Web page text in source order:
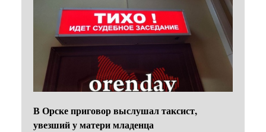
В Орске приговор выслушал таксист,
увезший у матери младенца